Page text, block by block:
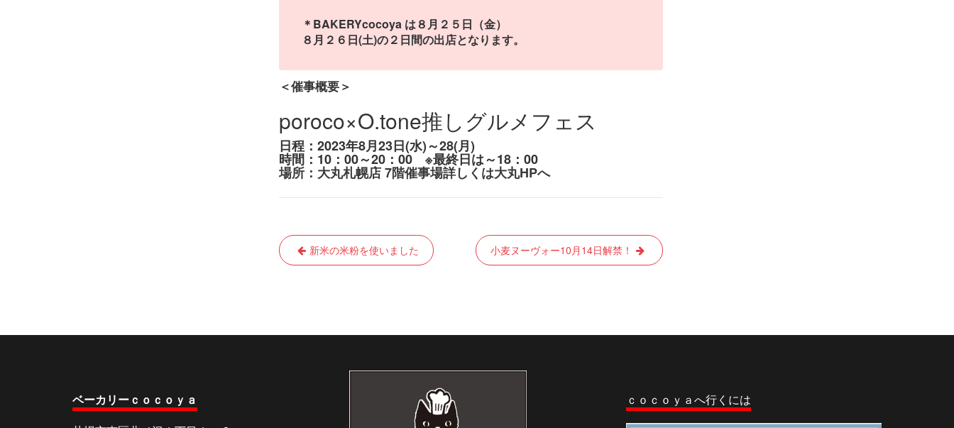
＊BAKERYcocoya は８月２５日（金）
８月２６日(土)の２日間の出店となります。
＜催事概要＞
poroco×O.tone推しグルメフェス
日程：2023年8月23日(水)～28(月)
時間：10：00～20：00 ※最終日は～18：00
場所：大丸札幌店 7階催事場詳しくは大丸HPへ
投
稿
ゲ
新米の米粉を使いました 小麦ヌーヴォー10月14日解禁！
ベーカリーｃｏｃｏｙａ
ｃｏｃｏｙａへ行くには